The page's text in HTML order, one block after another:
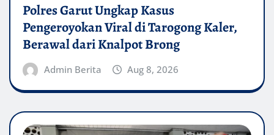
Polres Garut Ungkap Kasus
Pengeroyokan Viral di Tarogong Kaler,
Berawal dari Knalpot Brong
Admin Berita Aug 8, 2026